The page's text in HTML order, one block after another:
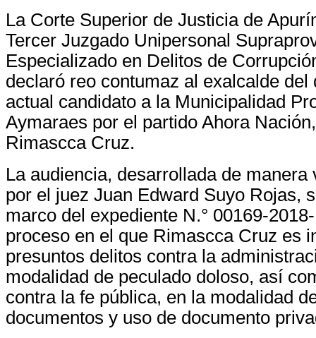
La Corte Superior de Justicia de
Tercer Juzgado Unipersonal
Especializado en Delitos de
declaró reo contumaz al exalcalde del
actual candidato a la Municipalidad
Aymaraes por el partido Ahora
Rimascca Cruz.
La audiencia, desarrollada de manera
por el juez Juan Edward Suyo Rojas,
marco del expediente N.° 00169-
proceso en el que Rimascca Cruz es
presuntos delitos contra la
modalidad de peculado doloso, así
contra la fe pública, en la modalidad
documentos y uso de documento